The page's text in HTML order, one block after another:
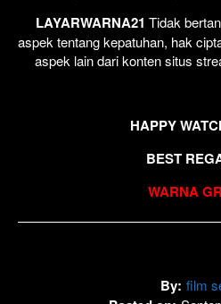
LAYARWARNA21 Tidak
aspek tentang kepatuhan, hak
aspek lain dari konten situs
HAPPY
BEST
WARNA
By: film